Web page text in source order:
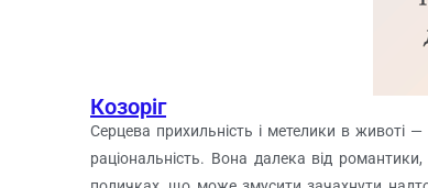
Козоріг
Серцева прихильність і метелики в животі
раціональність. Вона далека від